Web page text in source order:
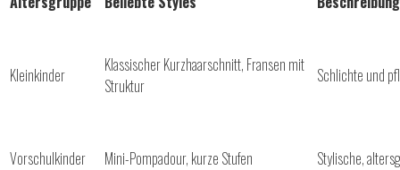
Kleinkinder
Klassischer Kurzhaarschnitt, Fransen mit
Struktur
Schlichte
Vorschulkinder Mini-Pompadour, kurze Stufen Stylische,